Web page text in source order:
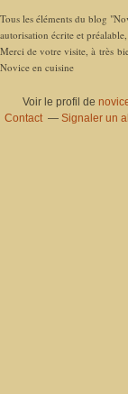
Tous les éléments du blog
autorisation écrite et
Merci de votre visite, à très
Novice en cuisine
Voir le profil de
Contact
Signaler un